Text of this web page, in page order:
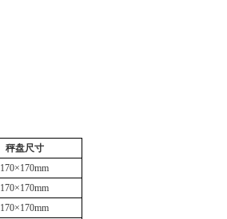
秤盘尺寸
170×170mm
170×170mm
170×170mm